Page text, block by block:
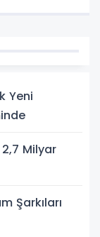
Yeni
Milyar
Şarkıları